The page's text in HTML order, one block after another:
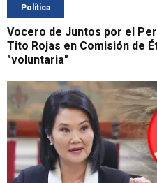
Política
Vocero de Juntos por el
Tito Rojas en Comisión de
"voluntaria"